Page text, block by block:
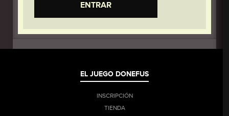
ENTRAR
EL JUEGO DONEFUS
INSCRIPCIÓN
TIENDA